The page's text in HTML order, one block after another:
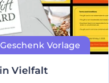
Vielfalt